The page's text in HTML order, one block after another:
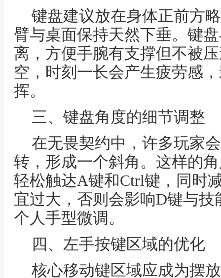
键盘建议放在身体正前方
臂与桌面保持天然下垂。键
离，方便手腕有支撑但不被
空，时刻一长会产生疲劳感
挥。
三、键盘角度的细节调整
在无畏契约中，许多玩家
转，形成一个斜角。这样的
轻松触达A键和Ctrl键，同时
宜过大，否则会影响D键与
个人手型微调。
四、左手按键区域的优化
核心移动键区域应成为摆